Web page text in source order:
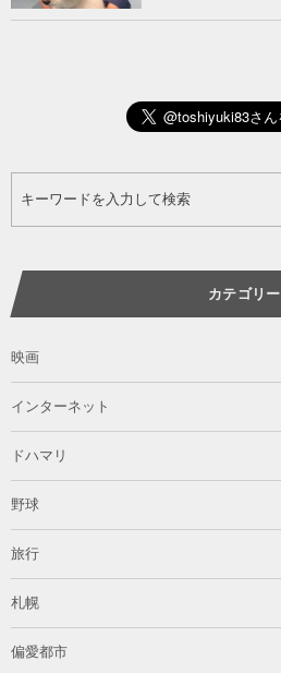
カテゴリー
映画
インターネット
ドハマリ
野球
旅行
札幌
偏愛都市